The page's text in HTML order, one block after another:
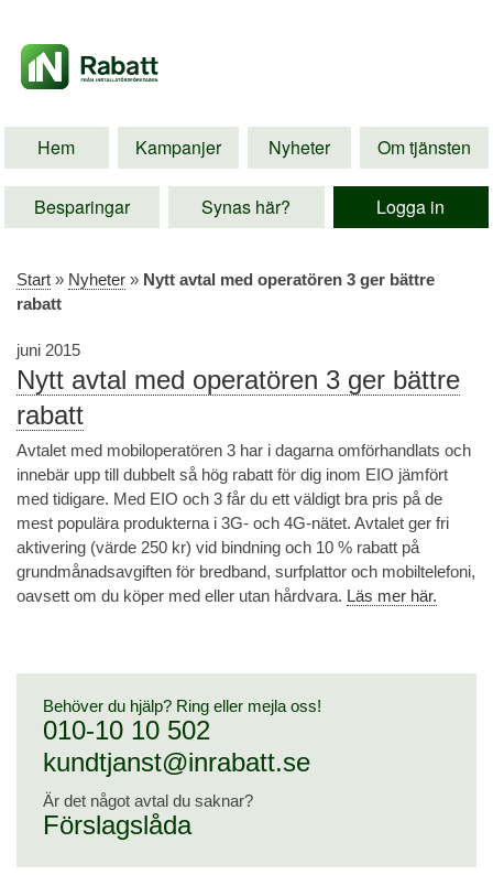
Hem Kampanjer Nyheter Om tjänsten
Besparingar Synas här? Logga in
Start » Nyheter » Nytt avtal med operatören 3 ger bättre
rabatt
juni 2015
Nytt avtal med operatören 3 ger bättre
rabatt
Avtalet med mobiloperatören 3 har i dagarna omförhandlats och
innebär upp till dubbelt så hög rabatt för dig inom EIO jämfört
med tidigare. Med EIO och 3 får du ett väldigt bra pris på de
mest populära produkterna i 3G- och 4G-nätet. Avtalet ger fri
aktivering (värde 250 kr) vid bindning och 10 % rabatt på
grundmånadsavgiften för bredband, surfplattor och mobiltelefoni,
oavsett om du köper med eller utan hårdvara. Läs mer här.
Behöver du hjälp? Ring eller mejla oss!
010-10 10 502
kundtjanst@inrabatt.se
Är det något avtal du saknar?
Förslagslåda